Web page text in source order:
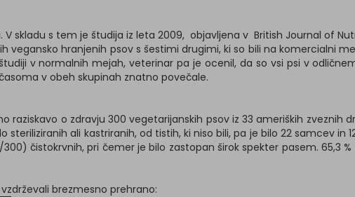
skladu s tem je študija iz leta 2009, objavljena v British Journal of
hranjenih psov s šestimi drugimi, ki so bili na komercialni
v normalnih mejah, veterinar pa je ocenil, da so vsi psi v
v obeh skupinah znatno povečale.
o zdravju 300 vegetarijanskih psov iz 33 ameriških zveznih
steriliziranih ali kastriranih, od tistih, ki niso bili, pa je bilo 22 samcev in
čistokrvnih, pri čemer je bilo zastopan širok spekter pasem. 65,3
brezmesno prehrano: